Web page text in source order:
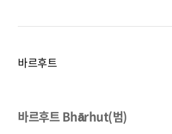
바르후트
바르후트 Bhārhut(범)